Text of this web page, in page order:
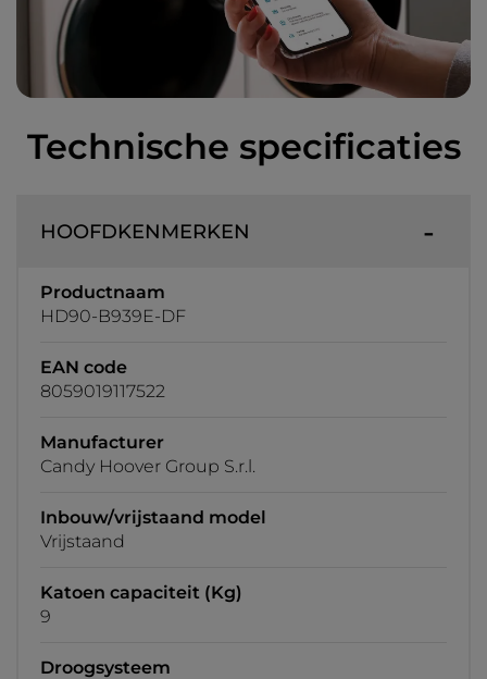
Technische specificaties
HOOFDKENMERKEN
Productnaam
HD90-B939E-DF
EAN code
8059019117522
Manufacturer
Candy Hoover Group S.r.l.
Inbouw/vrijstaand model
Vrijstaand
Katoen capaciteit (Kg)
9
Droogsysteem